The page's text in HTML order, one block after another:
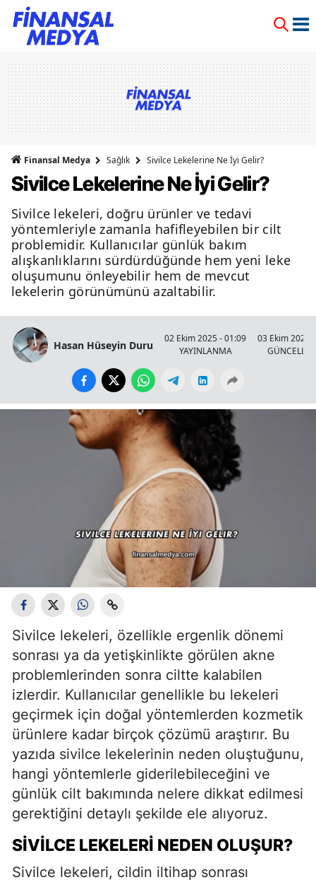
Finansal Medya Sağlık Sivilce Lekelerine Ne İyi Gelir?
Sivilce Lekelerine Ne İyi Gelir?
Sivilce lekeleri, doğru ürünler ve tedavi
yöntemleriyle zamanla hafifleyebilen bir cilt
problemidir. Kullanıcılar günlük bakım
alışkanlıklarını sürdürdüğünde hem yeni leke
oluşumunu önleyebilir hem de mevcut
lekelerin görünümünü azaltabilir.
Hasan Hüseyin Duru
02 Ekim 2025 - 01:09
YAYINLANMA
03 Ekim 2025
Sivilce lekeleri, özellikle ergenlik dönemi
sonrası ya da yetişkinlikte görülen akne
problemlerinden sonra ciltte kalabilen
izlerdir. Kullanıcılar genellikle bu lekeleri
geçirmek için doğal yöntemlerden kozmetik
ürünlere kadar birçok çözümü araştırır. Bu
yazıda sivilce lekelerinin neden oluştuğunu,
hangi yöntemlerle giderilebileceğini ve
günlük cilt bakımında nelere dikkat edilmesi
gerektiğini detaylı şekilde ele alıyoruz.
SIVILCE LEKELERI NEDEN OLUŞUR?
Sivilce lekeleri, cildin iltihap sonrası